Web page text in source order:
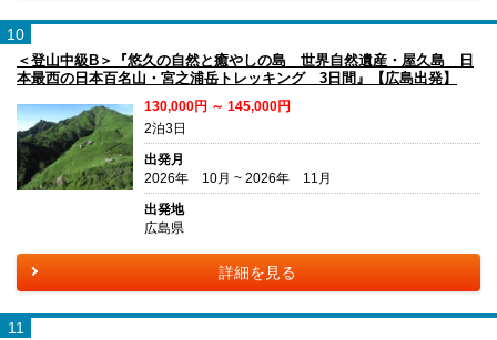
10
＜登山中級B＞『悠久の自然と癒やしの島 世界自然遺産・屋久島 日
本最西の日本百名山・宮之浦岳トレッキング 3日間』【広島出発】
130,000円 ～ 145,000円
2泊3日
出発月
2026年 10月 ~ 2026年 11月
出発地
広島県
詳細を見る
11